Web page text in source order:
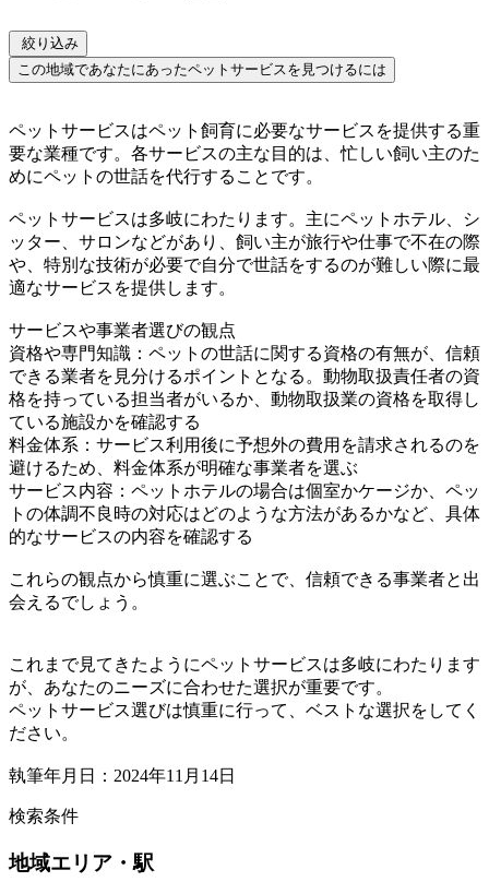
絞り込み
この地域であなたにあったペットサービスを見つけるには
ペットサービスはペット飼育に必要なサービスを提供する重
要な業種です。各サービスの主な目的は、忙しい飼い主のた
めにペットの世話を代行することです。
ペットサービスは多岐にわたります。主にペットホテル、シ
ッター、サロンなどがあり、飼い主が旅行や仕事で不在の際
や、特別な技術が必要で自分で世話をするのが難しい際に最
適なサービスを提供します。
サービスや事業者選びの観点
資格や専門知識：ペットの世話に関する資格の有無が、信頼
できる業者を見分けるポイントとなる。動物取扱責任者の資
格を持っている担当者がいるか、動物取扱業の資格を取得し
ている施設かを確認する
料金体系：サービス利用後に予想外の費用を請求されるのを
避けるため、料金体系が明確な事業者を選ぶ
サービス内容：ペットホテルの場合は個室かケージか、ペッ
トの体調不良時の対応はどのような方法があるかなど、具体
的なサービスの内容を確認する
これらの観点から慎重に選ぶことで、信頼できる事業者と出
会えるでしょう。
これまで見てきたようにペットサービスは多岐にわたります
が、あなたのニーズに合わせた選択が重要です。
ペットサービス選びは慎重に行って、ベストな選択をしてく
ださい。
執筆年月日：2024年11月14日
検索条件
地域エリア・駅